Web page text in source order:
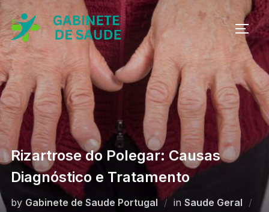
Skip
to
content
Rizartrose do Polegar: Causas
Diagnóstico e Tratamento
by Gabinete de Saude Portugal in Saude Geral